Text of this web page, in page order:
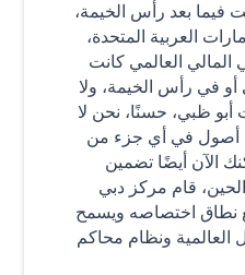
فيما بعد رأس الخيمة،
العربية المتحدة،
العالمي كانت
في رأس الخيمة، ولا
أبو ظبي، حسنًا، نحن لا
أصول في أي جزء من
الآن أيضًا تضمين
قام مركز دبي
نطاق اختصاصه ويسمح
العالمية ونظام محاكم